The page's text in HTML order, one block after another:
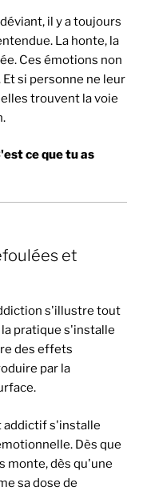
il y a toujours
La honte, la
Ces émotions non
si personne ne leur
trouvent la voie
ce que tu as
et
s'illustre tout
la pratique s'installe
des effets
par la
addictif s'installe
Dès que
monte, dès qu'une
sa dose de